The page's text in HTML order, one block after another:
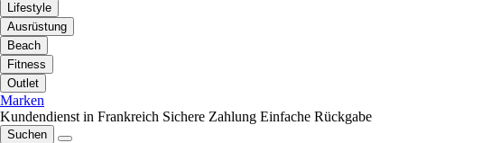
Lifestyle
Ausrüstung
Beach
Fitness
Outlet
Marken
Kundendienst in Frankreich Sichere Zahlung Einfache Rückgabe
Suchen